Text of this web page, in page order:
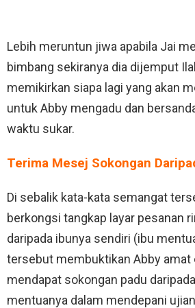
Lebih meruntun jiwa apabila Jai
bimbang sekiranya dia dijemput
memikirkan siapa lagi yang akan
untuk Abby mengadu dan
waktu sukar.
Terima Mesej Sokongan
Di sebalik kata-kata semangat
berkongsi tangkap layar pesanan
daripada ibunya sendiri (ibu
tersebut membuktikan Abby amat
mendapat sokongan padu
mentuanya dalam mendepani